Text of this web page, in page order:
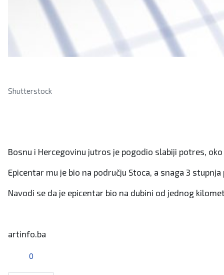
Shutterstock
Bosnu i Hercegovinu jutros je pogodio slabiji potres,
Epicentar mu je bio na području Stoca, a snaga 3
Navodi se da je epicentar bio na dubini od jednog
artinfo.ba
0